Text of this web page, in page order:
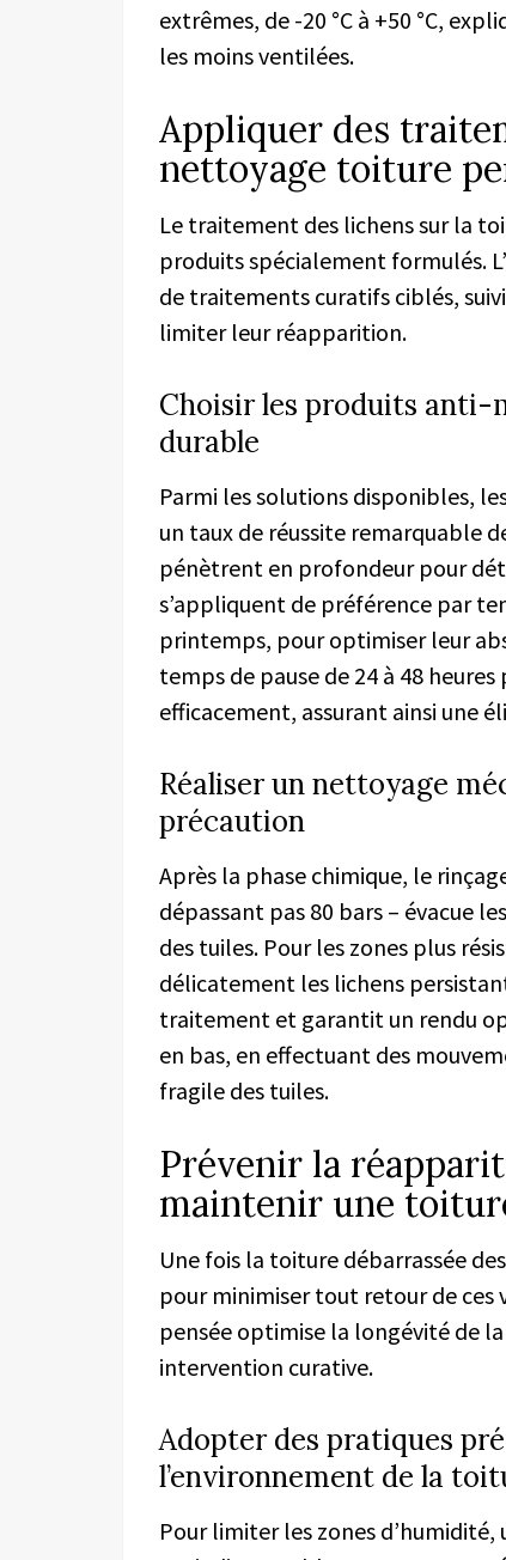
extrêmes, de -20 °C à +50 °C,
les moins ventilées.
Appliquer des
nettoyage toiture
Le traitement des lichens sur la
produits spécialement formulés.
de traitements curatifs ciblés,
limiter leur réapparition.
Choisir les produits anti-
durable
Parmi les solutions disponibles,
un taux de réussite remarquable
pénètrent en profondeur pour
s’appliquent de préférence par
printemps, pour optimiser leur
temps de pause de 24 à 48
efficacement, assurant ainsi une
Réaliser un nettoyage
précaution
Après la phase chimique, le
dépassant pas 80 bars – évacue
des tuiles. Pour les zones plus
délicatement les lichens
traitement et garantit un rendu
en bas, en effectuant des
fragile des tuiles.
Prévenir la
maintenir une
Une fois la toiture débarrassée
pour minimiser tout retour de ces
pensée optimise la longévité de
intervention curative.
Adopter des pratiques
l’environnement de la
Pour limiter les zones d’humidité,